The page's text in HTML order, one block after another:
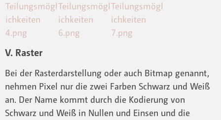
V. Raster
Bei der Rasterdarstellung oder auch Bitmap genannt,
nehmen Pixel nur die zwei Farben Schwarz und Weiß
an. Der Name kommt durch die Kodierung von
Schwarz und Weiß in Nullen und Einsen und die